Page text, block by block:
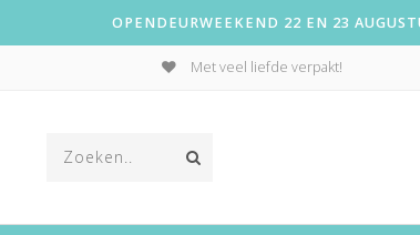
OPENDEURWEEKEND 22 EN 23
Met veel liefde verpakt!